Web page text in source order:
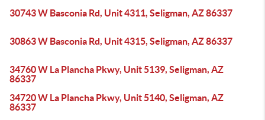
30743 W Basconia Rd, Unit 4311, Seligman, AZ 86337
30863 W Basconia Rd, Unit 4315, Seligman, AZ 86337
34760 W La Plancha Pkwy, Unit 5139, Seligman, AZ
86337
34720 W La Plancha Pkwy, Unit 5140, Seligman, AZ
86337